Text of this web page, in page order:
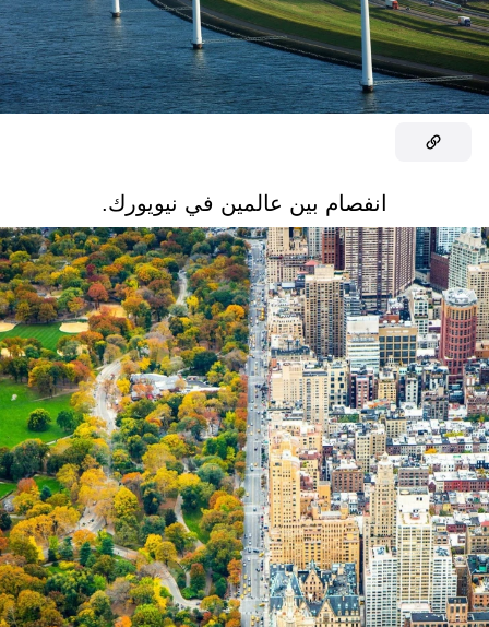
انفصام بين عالمين في نيويورك.